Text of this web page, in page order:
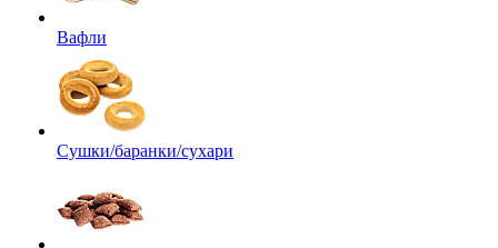
Вафли
Сушки/баранки/сухари